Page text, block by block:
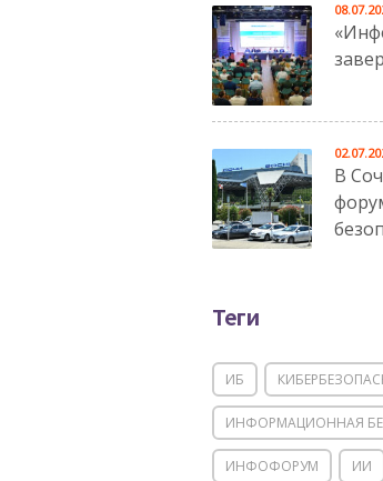
В
Теги
ИБ
ИНФОРМАЦИОННАЯ
ИНФОФОРУМ ИИ